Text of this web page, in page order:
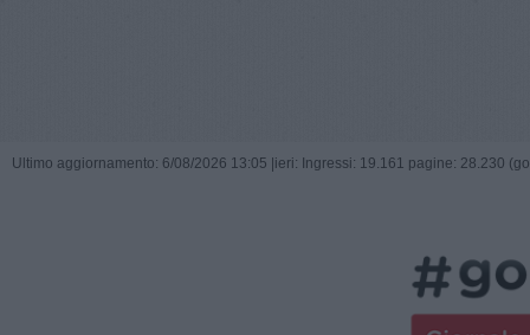
Ultimo aggiornamento: 6/08/2026 13:05 | ieri: Ingressi: 19.161 pagine: 28.230